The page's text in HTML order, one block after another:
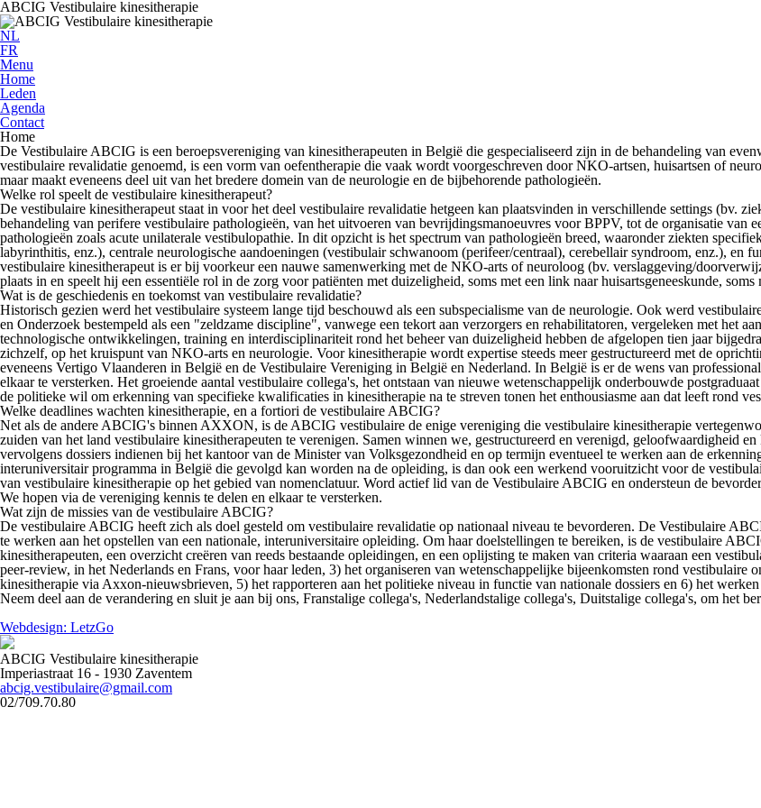
ABCIG Vestibulaire kinesitherapie
NL
FR
Menu
Home
Leden
Agenda
Contact
Home
De Vestibulaire ABCIG is een beroepsvereniging van kinesitherapeuten in België die gespecialiseerd zijn in de behandeling van
vestibulaire revalidatie genoemd, is een vorm van oefentherapie die vaak wordt voorgeschreven door NKO-artsen, huisartsen of
maar maakt eveneens deel uit van het bredere domein van de neurologie en de bijbehorende pathologieën.
Welke rol speelt de vestibulaire kinesitherapeut?
De vestibulaire kinesitherapeut staat in voor het deel vestibulaire revalidatie hetgeen kan plaatsvinden in verschillende settings (bv.
behandeling van perifere vestibulaire pathologieën, van het uitvoeren van bevrijdingsmanoeuvres voor BPPV, tot de organisatie van
pathologieën zoals acute unilaterale vestibulopathie. In dit opzicht is het spectrum van pathologieën breed, waaronder ziekten
labyrinthitis, enz.), centrale neurologische aandoeningen (vestibulair schwanoom (perifeer/centraal), cerebellair syndroom, enz.), en
vestibulaire kinesitherapeut is er bij voorkeur een nauwe samenwerking met de NKO-arts of neuroloog (bv. verslaggeving/
plaats in en speelt hij een essentiële rol in de zorg voor patiënten met duizeligheid, soms met een link naar huisartsgeneeskunde,
Wat is de geschiedenis en toekomst van vestibulaire revalidatie?
Historisch gezien werd het vestibulaire systeem lange tijd beschouwd als een subspecialisme van de neurologie. Ook werd
en Onderzoek bestempeld als een "zeldzame discipline", vanwege een tekort aan verzorgers en rehabilitatoren, vergeleken met het
technologische ontwikkelingen, training en interdisciplinariteit rond het beheer van duizeligheid hebben de afgelopen tien jaar
zichzelf, op het kruispunt van NKO-arts en neurologie. Voor kinesitherapie wordt expertise steeds meer gestructureerd met de
eveneens Vertigo Vlaanderen in België en de Vestibulaire Vereniging in België en Nederland. In België is er de wens van
elkaar te versterken. Het groeiende aantal vestibulaire collega's, het ontstaan van nieuwe wetenschappelijk onderbouwde
de politieke wil om erkenning van specifieke kwalificaties in kinesitherapie na te streven tonen het enthousiasme aan dat leeft rond
Welke deadlines wachten kinesitherapie, en a fortiori de vestibulaire ABCIG?
Net als de andere ABCIG's binnen AXXON, is de ABCIG vestibulaire de enige vereniging die vestibulaire kinesitherapie
zuiden van het land vestibulaire kinesitherapeuten te verenigen. Samen winnen we, gestructureerd en verenigd, geloofwaardigheid
vervolgens dossiers indienen bij het kantoor van de Minister van Volksgezondheid en op termijn eventueel te werken aan de
interuniversitair programma in België die gevolgd kan worden na de opleiding, is dan ook een werkend vooruitzicht voor de
van vestibulaire kinesitherapie op het gebied van nomenclatuur. Word actief lid van de Vestibulaire ABCIG en ondersteun de
We hopen via de vereniging kennis te delen en elkaar te versterken.
Wat zijn de missies van de vestibulaire ABCIG?
De vestibulaire ABCIG heeft zich als doel gesteld om vestibulaire revalidatie op nationaal niveau te bevorderen. De Vestibulaire
te werken aan het opstellen van een nationale, interuniversitaire opleiding. Om haar doelstellingen te bereiken, is de vestibulaire
kinesitherapeuten, een overzicht creëren van reeds bestaande opleidingen, en een oplijsting te maken van criteria waaraan een
peer-review, in het Nederlands en Frans, voor haar leden, 3) het organiseren van wetenschappelijke bijeenkomsten rond
kinesitherapie via Axxon-nieuwsbrieven, 5) het rapporteren aan het politieke niveau in functie van nationale dossiers en 6) het
Neem deel aan de verandering en sluit je aan bij ons, Franstalige collega's, Nederlandstalige collega's, Duitstalige collega's, om het
Webdesign: LetzGo
ABCIG Vestibulaire kinesitherapie
Imperiastraat 16 - 1930 Zaventem
abcig.vestibulaire@gmail.com
02/709.70.80